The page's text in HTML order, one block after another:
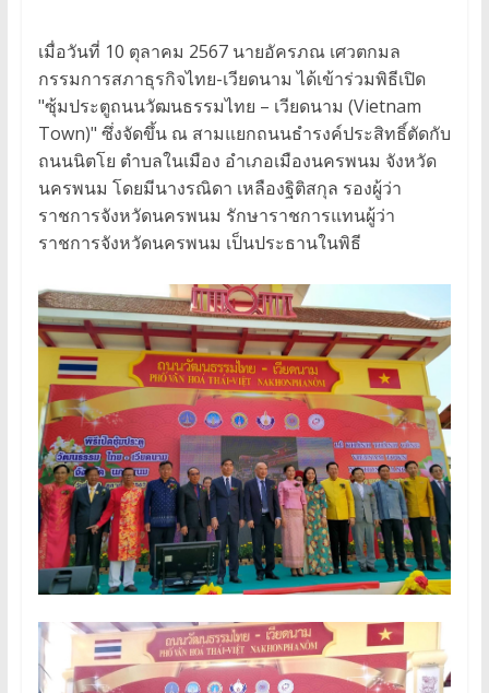
เมื่อวันที่ 10 ตุลาคม 2567 นายอัครภณ เศวตกมล
กรรมการสภาธุรกิจไทย-เวียดนาม ได้เข้าร่วมพิธีเปิด
"ซุ้มประตูถนนวัฒนธรรมไทย – เวียดนาม (Vietnam
Town)" ซึ่งจัดขึ้น ณ สามแยกถนนธำรงค์ประสิทธิ์ตัดกับ
ถนนนิตโย ตำบลในเมือง อำเภอเมืองนครพนม จังหวัด
นครพนม โดยมีนางรณิดา เหลืองฐิติสกุล รองผู้ว่า
ราชการจังหวัดนครพนม รักษาราชการแทนผู้ว่า
ราชการจังหวัดนครพนม เป็นประธานในพิธี